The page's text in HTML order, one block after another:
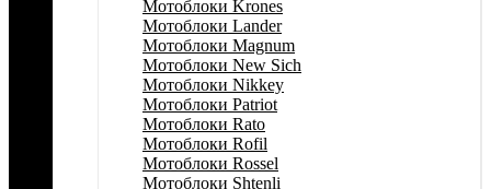
Мотоблоки Krones
Мотоблоки Lander
Мотоблоки Magnum
Мотоблоки New Sich
Мотоблоки Nikkey
Мотоблоки Patriot
Мотоблоки Rato
Мотоблоки Rofil
Мотоблоки Rossel
Мотоблоки Shtenli